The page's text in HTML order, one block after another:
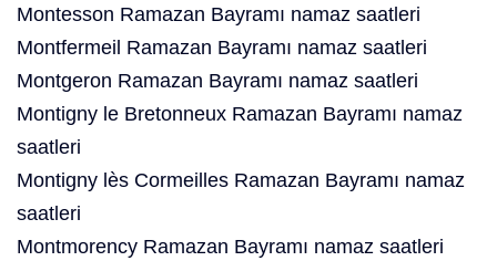
Montesson Ramazan Bayramı namaz saatleri
Montfermeil Ramazan Bayramı namaz saatleri
Montgeron Ramazan Bayramı namaz saatleri
Montigny le Bretonneux Ramazan Bayramı namaz
saatleri
Montigny lès Cormeilles Ramazan Bayramı namaz
saatleri
Montmorency Ramazan Bayramı namaz saatleri